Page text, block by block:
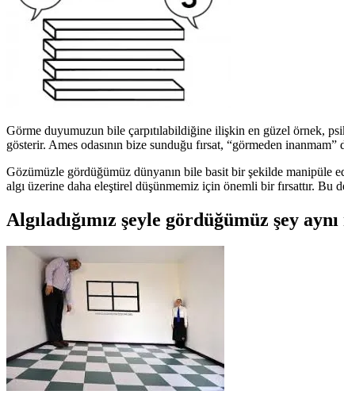
Görme duyumuzun bile çarpıtılabildiğine ilişkin en güzel örnek,
gösterir. Ames odasının bize sunduğu fırsat, “görmeden
Gözümüzle gördüğümüz dünyanın bile basit bir şekilde manipüle
algı üzerine daha eleştirel düşünmemiz için önemli bir fırsattır. Bu
Algıladığımız şeyle gördüğümüz şey aynı